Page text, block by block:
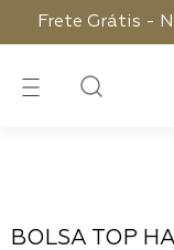
Frete Grátis -
BOLSA TOP